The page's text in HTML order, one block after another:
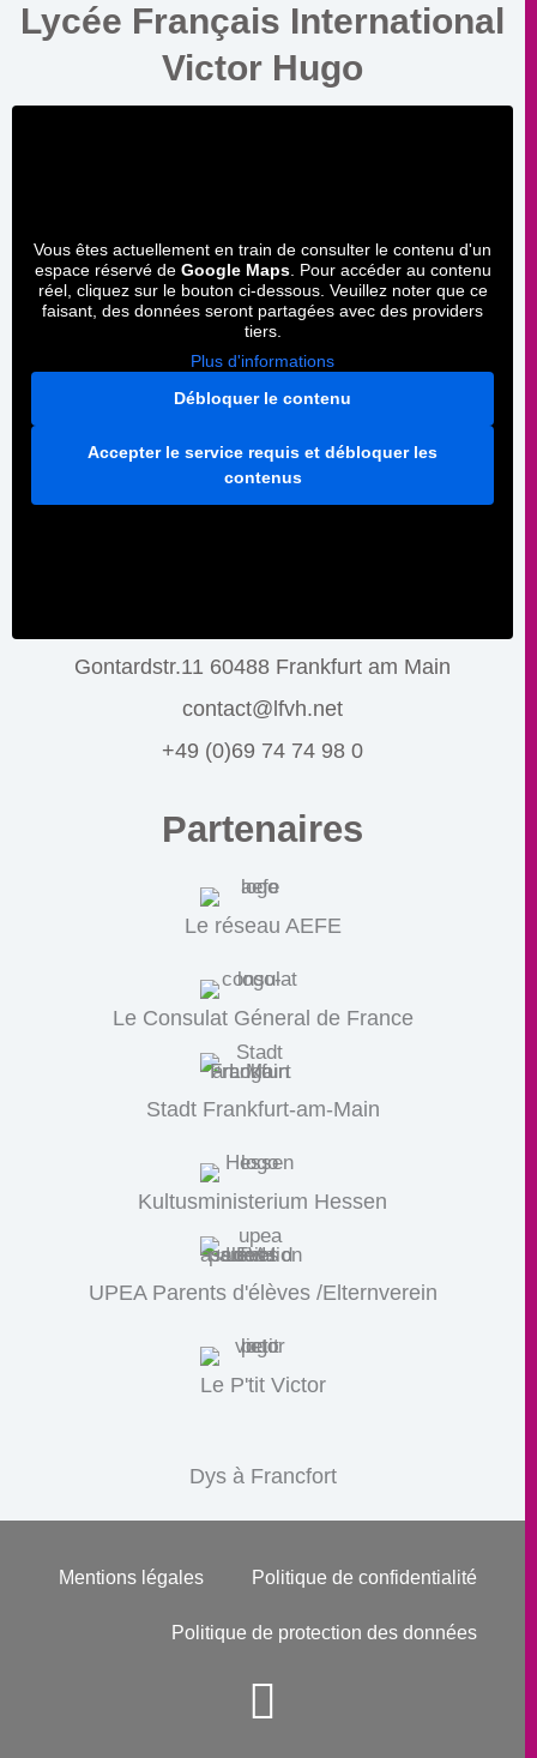
Lycée Français International
Victor Hugo
Vous êtes actuellement en train de consulter le contenu d'un
espace réservé de Google Maps. Pour accéder au contenu
réel, cliquez sur le bouton ci-dessous. Veuillez noter que ce
faisant, des données seront partagées avec des providers
tiers.
Plus d'informations
Débloquer le contenu
Accepter le service requis et débloquer les
contenus
Gontardstr.11 60488 Frankfurt am Main
contact@lfvh.net
+49 (0)69 74 74 98 0
Partenaires
Le réseau AEFE
Le Consulat Géneral de France
Stadt Frankfurt-am-Main
Kultusministerium Hessen
UPEA Parents d'élèves /Elternverein
Le P'tit Victor
Dys à Francfort
Mentions légales Politique de confidentialité
Politique de protection des données